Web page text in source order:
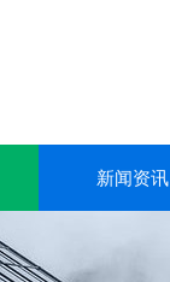
新闻资讯